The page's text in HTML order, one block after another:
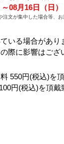
08月16日（日）
注文が集中した場合等、
いる場合があり
際に影響はござ
550円(税込)を
円(税込)を頂戴